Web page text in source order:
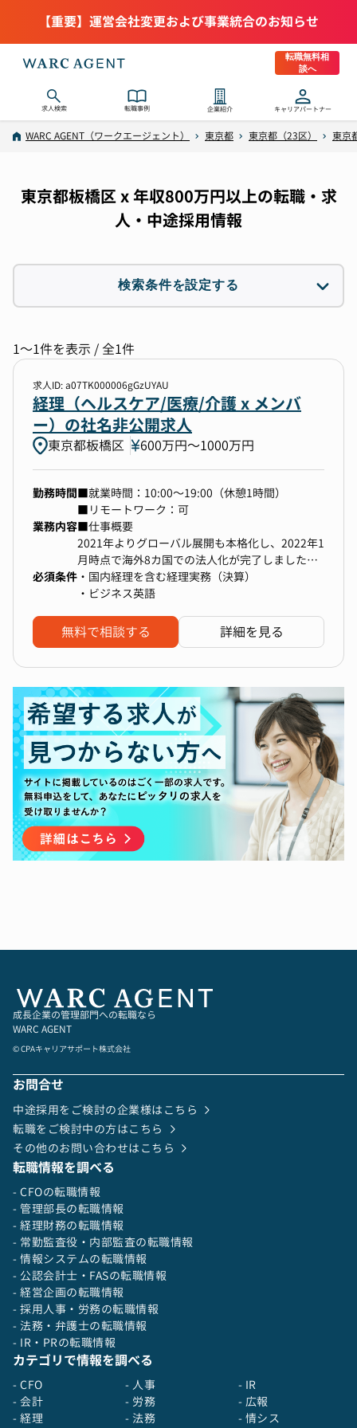
【重要】運営会社変更および事業統合のお知らせ
転職無料相
談へ
求人検索 転職事例 企業紹介 キャリアパートナー
WARC AGENT（ワークエージェント） 東京都 東京都（23区） 東京
東京都板橋区 x 年収800万円以上の転職・求
人・中途採用情報
検索条件を設定する
選択なし
勤務地
1件選択
年収
800万円以上〜上限なし
検索する
選択中の条件 すべてクリア
東京都板橋区 800万円以上〜上限なし
1〜1件を表示 / 全1件
求人ID: a07TK000006gGzUYAU
経理（ヘルスケア/医療/介護 x メンバ
ー）の社名非公開求人
東京都板橋区 600万円〜1000万円
勤務時間■就業時間：10:00～19:00（休憩1時間）
■リモートワーク：可
業務内容■仕事概要
2021年よりグローバル展開も本格化し、2022年1
月時点で海外8カ国での法人化が完了しました。
急速なグローバル展開に伴い、海外子会社まわり
の経理担当者を増員することとなりました。
の読み込み、国内決算の国際会計基準基準への適
合、監査法人が作成する英語資料のレビューを行
ともに海外子会社の管理（連結決算含む） をメ
インにご担当頂きます。
<具体的な業務内容>
・海外子会社管理（現地ファイナンスチームの管
理、サポート）
・各社月次モニタリング
・四半期、年次連結決算（国際会計基準）対応
・監査法人、現地会計事務所の対応
・海外子会社国際会計基準導入に向けた各種検
討・実施
必須条件 ・国内経理を含む経理実務（決算）
・ビジネス英語
無料で相談する 詳細を見る
成長企業の管理部門への転職なら
WARC AGENT
© CPAキャリアサポート株式会社
お問合せ
中途採用をご検討の企業様はこちら
転職をご検討中の方はこちら
その他のお問い合わせはこちら
転職情報を調べる
- CFOの転職情報
- 管理部長の転職情報
- 経理財務の転職情報
- 常勤監査役・内部監査の転職情報
- 情報システムの転職情報
- 公認会計士・FASの転職情報
- 経営企画の転職情報
- 採用人事・労務の転職情報
- 法務・弁護士の転職情報
- IR・PRの転職情報
カテゴリで情報を調べる
- CFO
- 会計
- 経理
- 人事
- 労務
- 法務
- IR
- 広報
- 情シス